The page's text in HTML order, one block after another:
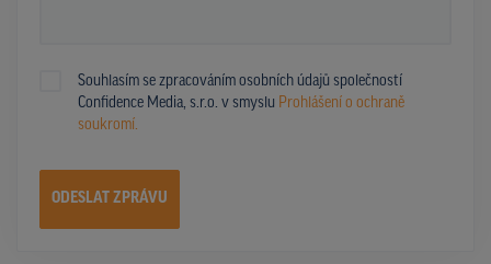
Souhlasím se zpracováním osobních údajů společností
Confidence Media, s.r.o. v smyslu Prohlášení o ochraně
soukromí.
ODESLAT ZPRÁVU